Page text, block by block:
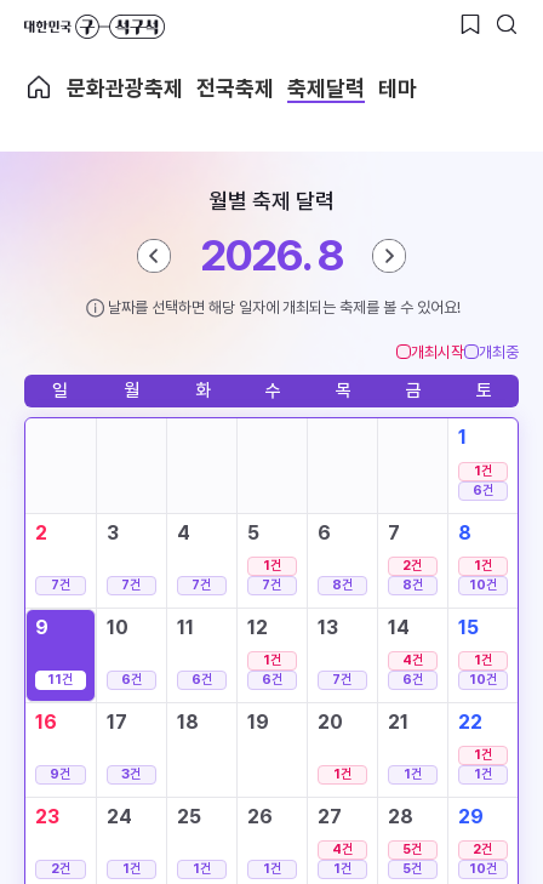
문화관광축제 전국축제 축제달력 테마
월별 축제 달력
2026. 8
날짜를 선택하면 해당 일자에 개최되는 축제를 볼 수 있어요!
개최시작 개최중
일 월 화 수 목 금 토
1
1건
6건
2
7건
3
7건
4
7건
5
1건
7건
6
8건
7
2건
8건
8
1건
10건
9
11건
10
6건
11
6건
12
1건
6건
13
7건
14
4건
6건
15
1건
10건
16
9건
17
3건
18 19 20
1건
21
1건
22
1건
1건
23
2건
24
1건
25
1건
26
1건
27
4건
1건
28
5건
5건
29
2건
10건